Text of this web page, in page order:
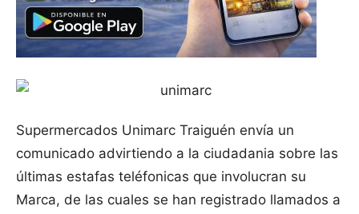
Supermercados Unimarc Traiguén envía un
comunicado advirtiendo a la ciudadania sobre las
últimas estafas teléfonicas que involucran su
Marca, de las cuales se han registrado llamados a